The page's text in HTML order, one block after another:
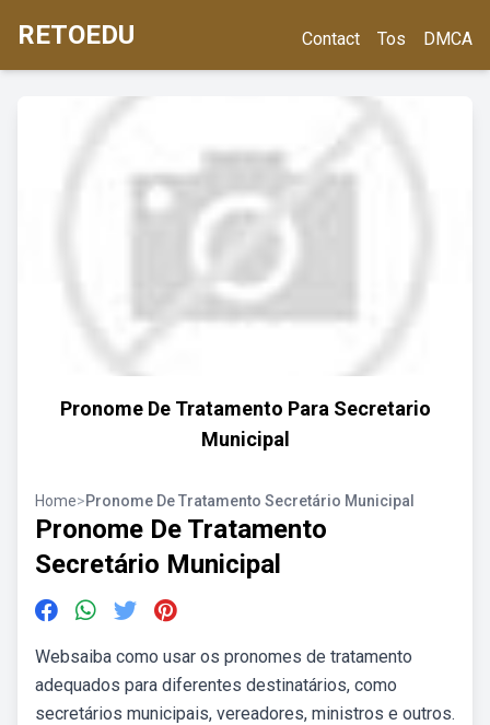
RETOEDU Contact Tos DMCA
Pronome De Tratamento Para Secretario
Municipal
Home>Pronome De Tratamento Secretário Municipal
Pronome De Tratamento
Secretário Municipal
Websaiba como usar os pronomes de tratamento
adequados para diferentes destinatários, como
secretários municipais, vereadores, ministros e outros.